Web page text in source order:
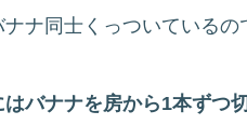
ナ同士くっついている
バナナを房から1本ずつ